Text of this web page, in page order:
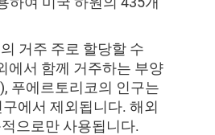
거주 주로 할당할 수
에서 함께 거주하는 부양
푸에르토리코의 인구는
에서 제외됩니다. 해외
으로만 사용됩니다.